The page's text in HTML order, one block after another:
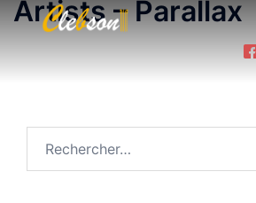
Artists – Parallax